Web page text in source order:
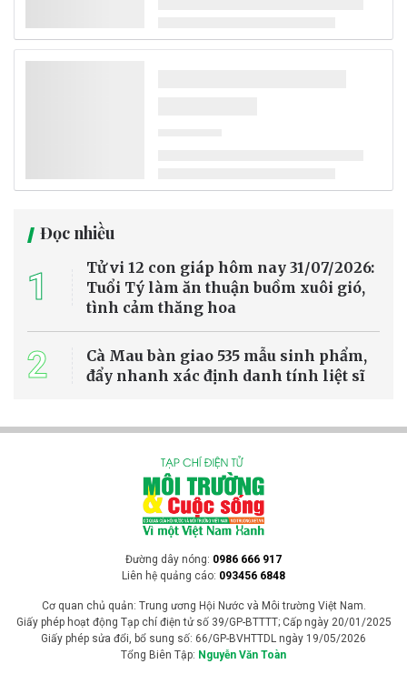
Đọc nhiều
1
Tử vi 12 con giáp hôm nay 31/07/2026:
Tuổi Tý làm ăn thuận buồm xuôi gió,
tình cảm thăng hoa
2
Cà Mau bàn giao 535 mẫu sinh phẩm,
đẩy nhanh xác định danh tính liệt sĩ
Đường dây nóng: 0986 666 917
Liên hệ quảng cáo: 093456 6848
Cơ quan chủ quản: Trung ương Hội Nước và Môi trường Việt Nam.
Giấy phép hoạt động Tạp chí điện tử số 39/GP-BTTTT; Cấp ngày 20/01/2025
Giấy phép sửa đổi, bổ sung số: 66/GP-BVHTTDL ngày 19/05/2026
Tổng Biên Tập: Nguyễn Văn Toàn